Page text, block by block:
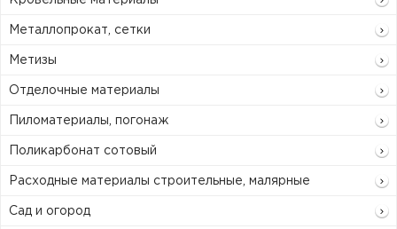
Металлопрокат, сетки
Метизы
Отделочные материалы
Пиломатериалы, погонаж
Поликарбонат сотовый
Расходные материалы строительные, малярные
Сад и огород